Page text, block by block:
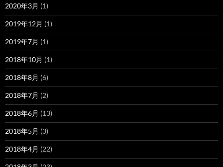
2020年3月 (1)
2019年12月 (1)
2019年7月 (1)
2018年10月 (1)
2018年8月 (6)
2018年7月 (2)
2018年6月 (13)
2018年5月 (3)
2018年4月 (22)